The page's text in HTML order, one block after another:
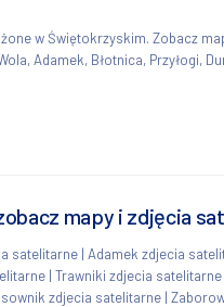
w Świętokrzyskim. Zobacz
Adamek, Błotnica, Przyłogi,
mapy i zdjęcia
satelitarne | Adamek zdjecia
| Trawniki zdjecia satelitarne
zdjecia satelitarne |